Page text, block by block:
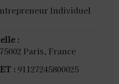
Individuel
:
Paris, France
: 91127245800025